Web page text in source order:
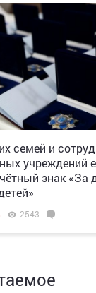
семей и
учреждений
знак «За
2543